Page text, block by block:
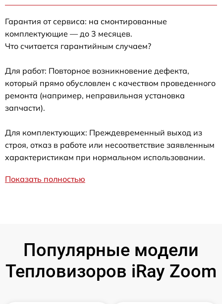
Гарантия от сервиса: на смонтированные
комплектующие — до 3 месяцев.
Что считается гарантийным случаем?
Для работ: Повторное возникновение дефекта,
который прямо обусловлен с качеством проведенного
ремонта (например, неправильная установка
запчасти).
Для комплектующих: Преждевременный выход из
строя, отказ в работе или несоответствие заявленным
характеристикам при нормальном использовании.
Показать полностью
Популярные модели
Тепловизоров iRay Zoom